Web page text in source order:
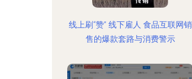
线上刷“赞” 线下雇人 食品互联网销
售的爆款套路与消费警示